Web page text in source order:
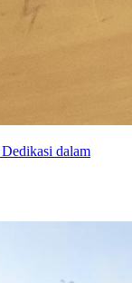
dalam